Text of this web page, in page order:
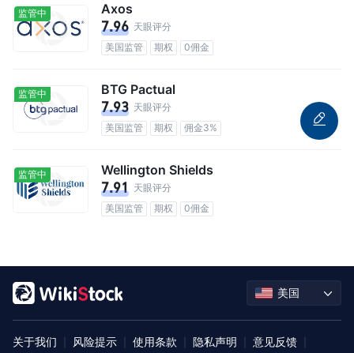
监管中 Axos
7.96 天眼评分
美国监管
期权 0佣金
监管中 BTG Pactual
7.93 天眼评分
美国监管
期权 佣金3%
监管中 Wellington Shields
7.91 天眼评分
美国监管
期权 0佣金
美国
关于我们 风险提示 使用条款 隐私声明 意见反馈